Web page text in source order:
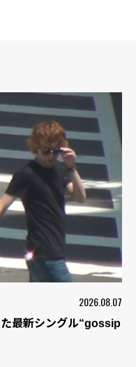
2026.08.07
最新シングル“gossip